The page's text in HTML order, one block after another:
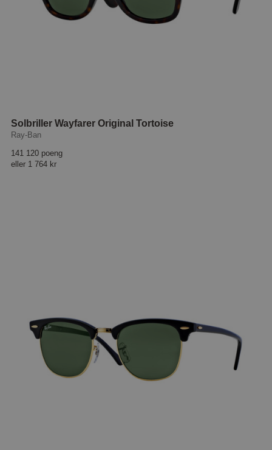
Solbriller Wayfarer Original Tortoise
Ray-Ban
141 120 poeng
eller 1 764 kr